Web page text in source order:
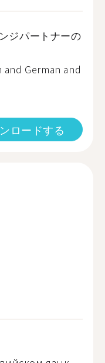
ジパートナーの
German and
ロードする